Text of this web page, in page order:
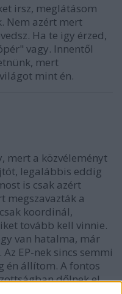
irsz, meglátásom
Nem azért mert
Ha te igy érzed,
vagy. Innentől
mert
mint én.
mert a közvéleményt
legalábbis eddig
is csak azért
megszavazták a
koordinál,
tovább kell vinnie.
van hatalma, már
EP-nek sincs semmi
én állítom. A fontos
dőlnek el.